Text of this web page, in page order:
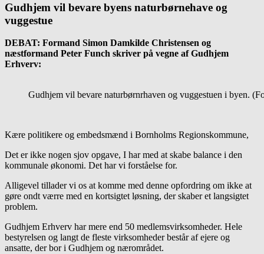
Gudhjem vil bevare byens naturbørnehave og
vuggestue
DEBAT: Formand Simon Damkilde Christensen og
næstformand Peter Funch skriver på vegne af Gudhjem
Erhverv:
Gudhjem vil bevare naturbørnrhaven og vuggestuen i byen.
Kære politikere og embedsmænd i Bornholms Regionskommune,
Det er ikke nogen sjov opgave, I har med at skabe balance i den
kommunale økonomi. Det har vi forståelse for.
Alligevel tillader vi os at komme med denne opfordring om ikke at
gøre ondt værre med en kortsigtet løsning, der skaber et langsigtet
problem.
Gudhjem Erhverv har mere end 50 medlemsvirksomheder. Hele
bestyrelsen og langt de fleste virksomheder består af ejere og
ansatte, der bor i Gudhjem og nærområdet.